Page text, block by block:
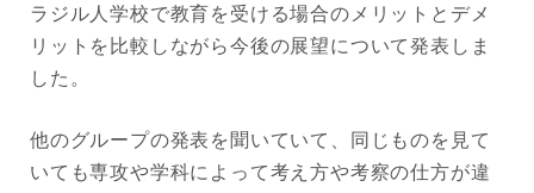
ラジル人学校で教育を受ける場合のメリットとデメ
リットを比較しながら今後の展望について発表しま
した。
他のグループの発表を聞いていて、同じものを見て
いても専攻や学科によって考え方や考察の仕方が違